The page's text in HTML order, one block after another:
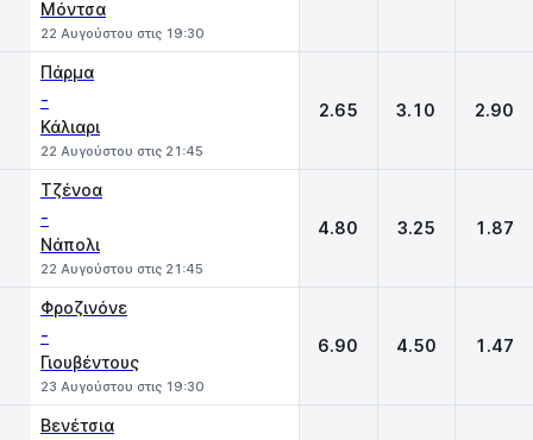
Μόντσα
22 Αυγούστου στις 19:30
Πάρμα
-
Κάλιαρι
22 Αυγούστου στις 21:45
2.65 3.10 2.90
Τζένοα
-
Νάπολι
22 Αυγούστου στις 21:45
4.80 3.25 1.87
Φροζινόνε
-
Γιουβέντους
23 Αυγούστου στις 19:30
6.90 4.50 1.47
Βενέτσια